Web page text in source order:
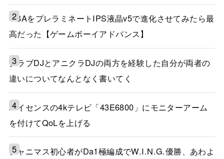
GBAをプレラミネートIPS液晶v5で進化させてみたら最
高だった【ゲームボーイアドバンス】
クラブDJとアニクラDJの両方を経験した自分が両者の
違いについてなんとなく書いてく
ハイセンスの4kテレビ「43E6800」にモニターアーム
を付けてQoLを上げる
シャニマス初心者がDa1極編成でW.I.N.G.優勝、あわよ